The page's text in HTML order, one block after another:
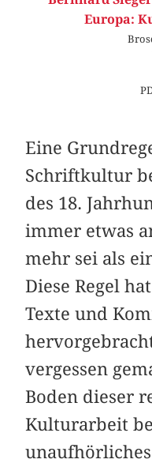
Europa:
Eine
Schriftkultur
des 18.
immer etwas
mehr sei als
Diese Regel
Texte und
vergessen
Boden dieser
Kulturarbeit